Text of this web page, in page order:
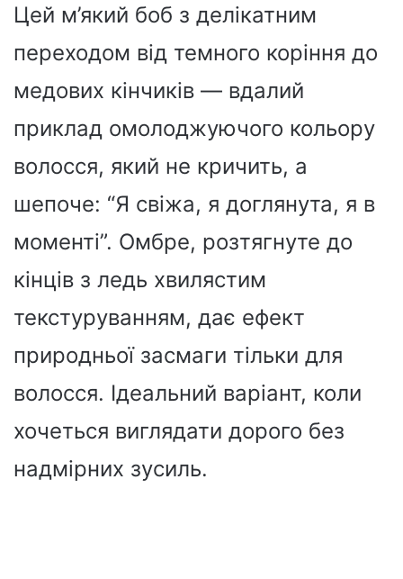
Цей м’який боб з делікатним
переходом від темного коріння до
медових кінчиків — вдалий
приклад омолоджуючого кольору
волосся, який не кричить, а
шепоче: “Я свіжа, я доглянута, я в
моменті”. Омбре, розтягнуте до
кінців з ледь хвилястим
текстуруванням, дає ефект
природньої засмаги тільки для
волосся. Ідеальний варіант, коли
хочеться виглядати дорого без
надмірних зусиль.